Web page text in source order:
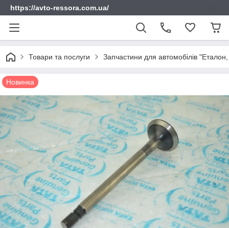
https://avto-ressora.com.ua/
Товари та послуги Запчастини для автомобілів
Новинка